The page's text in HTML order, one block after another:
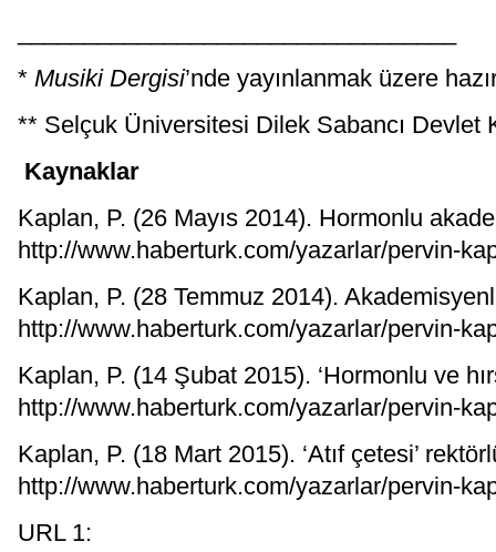
* Musiki Dergisi’nde yayınlanmak üzere
** Selçuk Üniversitesi Dilek Sabancı Devlet
Kaynaklar
Kaplan, P. (26 Mayıs 2014). Hormonlu
http://www.haberturk.com/yazarlar/pervin-
Kaplan, P. (28 Temmuz 2014).
http://www.haberturk.com/yazarlar/pervin-
Kaplan, P. (14 Şubat 2015). ‘Hormonlu ve
http://www.haberturk.com/yazarlar/pervin-
Kaplan, P. (18 Mart 2015). ‘Atıf çetesi’
http://www.haberturk.com/yazarlar/pervin-
URL 1: